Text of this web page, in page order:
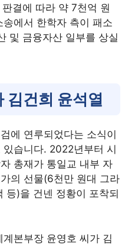
결에 따라 약 7천억 원
에서 한학자 측이 패소
및 금융자산 일부를 상실
김건희 윤석열
에 연루되었다는 소식이
습니다. 2022년부터 시
총재가 통일교 내부 자
의 선물(6천만 원대 그라
등)을 건넨 정황이 포착되
본부장 윤영호 씨가 김